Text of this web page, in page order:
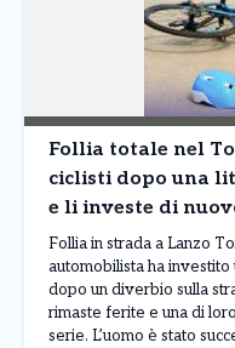
Follia totale nel
ciclisti dopo una
e li investe di
Follia in strada a Lanzo
automobilista ha investito
dopo un diverbio sulla
rimaste ferite e una di
serie. L’uomo è stato